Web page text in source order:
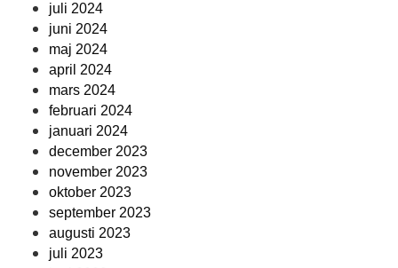
juli 2024
juni 2024
maj 2024
april 2024
mars 2024
februari 2024
januari 2024
december 2023
november 2023
oktober 2023
september 2023
augusti 2023
juli 2023